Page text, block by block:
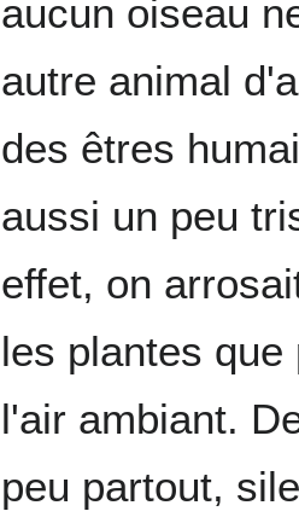
aucun oiseau
autre animal
des êtres
aussi un peu
effet, on
les plantes
l'air ambiant.
peu partout,